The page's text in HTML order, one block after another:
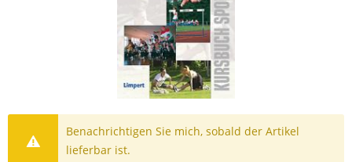
Benachrichtigen Sie mich, sobald der Artikel
lieferbar ist.